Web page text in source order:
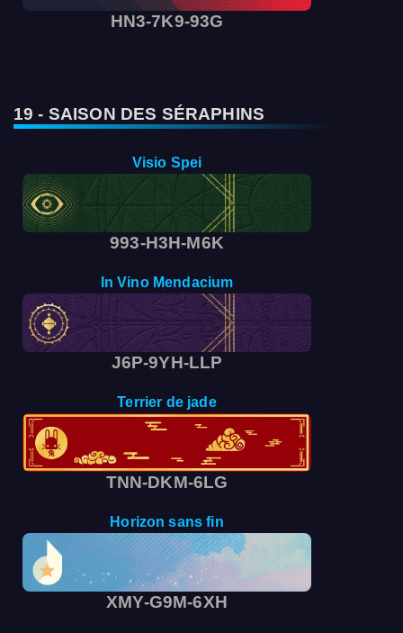
HN3-7K9-93G
19 - SAISON DES SÉRAPHINS
Visio Spei
993-H3Н-М6K
In Vino Mendacium
J6P-9YH-LLP
Terrier de jade
TNN-DKM-6LG
Horizon sans fin
XMY-G9M-6XH